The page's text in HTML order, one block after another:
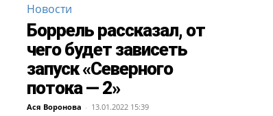
Новости
Боррель рассказал, от
чего будет зависеть
запуск «Северного
потока — 2»
Ася Воронова - 13.01.2022 15:39